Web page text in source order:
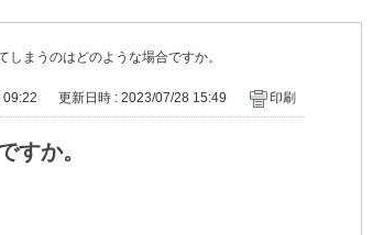
まうのはどのような場合ですか。
09:22 更新日時 : 2023/07/28 15:49 印刷
すか。